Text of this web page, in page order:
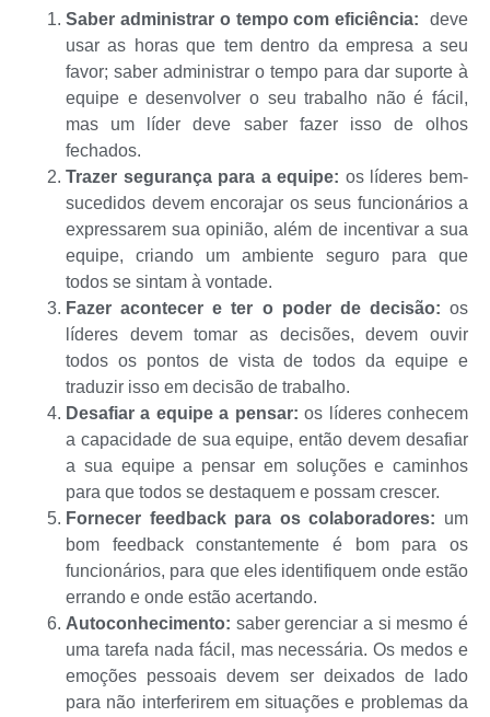
Saber administrar o tempo com eficiência: deve
usar as horas que tem dentro da empresa a seu
favor; saber administrar o tempo para dar suporte à
equipe e desenvolver o seu trabalho não é fácil,
mas um líder deve saber fazer isso de olhos
fechados.
Trazer segurança para a equipe: os líderes bem-
sucedidos devem encorajar os seus funcionários a
expressarem sua opinião, além de incentivar a sua
equipe, criando um ambiente seguro para que
todos se sintam à vontade.
Fazer acontecer e ter o poder de decisão: os
líderes devem tomar as decisões, devem ouvir
todos os pontos de vista de todos da equipe e
traduzir isso em decisão de trabalho.
Desafiar a equipe a pensar: os líderes conhecem
a capacidade de sua equipe, então devem desafiar
a sua equipe a pensar em soluções e caminhos
para que todos se destaquem e possam crescer.
Fornecer feedback para os colaboradores: um
bom feedback constantemente é bom para os
funcionários, para que eles identifiquem onde estão
errando e onde estão acertando.
Autoconhecimento: saber gerenciar a si mesmo é
uma tarefa nada fácil, mas necessária. Os medos e
emoções pessoais devem ser deixados de lado
para não interferirem em situações e problemas da